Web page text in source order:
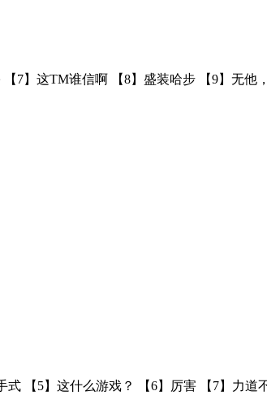
7】这TM谁信啊 【8】盛装哈步 【9】无
【5】这什么游戏？ 【6】​厉害 【7】力道